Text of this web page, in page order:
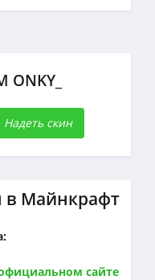
Надеть скин
в Майнкрафт
сайте